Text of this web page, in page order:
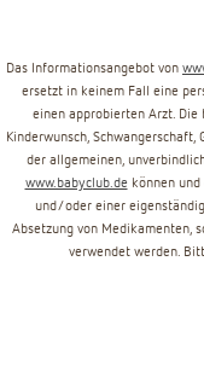
Das Informationsangebot von
ersetzt in keinem Fall eine
einen approbierten Arzt.
Kinderwunsch,
der allgemeinen,
www.babyclub.de können
und/oder einer
Absetzung von Medikamenten,
verwendet werden.